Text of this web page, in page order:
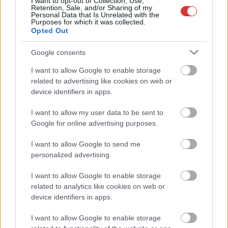
Retention, Sale, and/or Sharing of my
Personal Data that Is Unrelated with the
Purposes for which it was collected.
Opted Out
Google consents
I want to allow Google to enable storage
related to advertising like cookies on web or
device identifiers in apps.
I want to allow my user data to be sent to
Google for online advertising purposes.
I want to allow Google to send me
personalized advertising.
I want to allow Google to enable storage
related to analytics like cookies on web or
device identifiers in apps.
I want to allow Google to enable storage
hetilapként jelenik meg – végképp vége a nyomtatott
sajtónak?
Befejeződött a szolnoki Szentháromság-templom felújítása
Szimfonikus köntösben tért vissza a Queen világa a fővárosba
Ilyen, amikor „fél” a Tisza – a durva csapadékhiány nagyon
meglátszik
Lehet, hogy mégis megússzuk Paks teljes leállítását, némileg
emelkedett a vízszint (VIDEÓVAL)
Tugyi Zétény ezüstérmet szerzett a bakui U17-es birkózó-
világbajnokságon
Átfogó országos ellenőrzés indult a hazai akkumulátoripari
üzemekben
A Tisza visszahúzódott, és évszázadok óta nem látott